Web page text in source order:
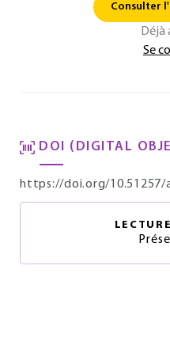
Consulter
Déjà
Se
DOI (DIGITAL
https://doi.org/